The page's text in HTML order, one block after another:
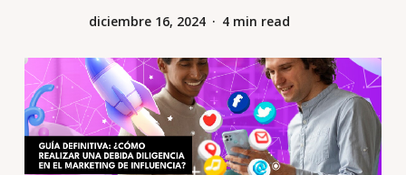
diciembre 16, 2024 4 min read